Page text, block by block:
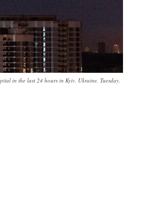
in the last 24 hours in Kyiv, Ukraine, Tuesday,